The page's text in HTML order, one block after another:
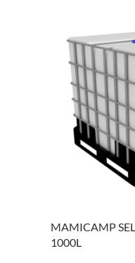
MAMICAMP
1000L